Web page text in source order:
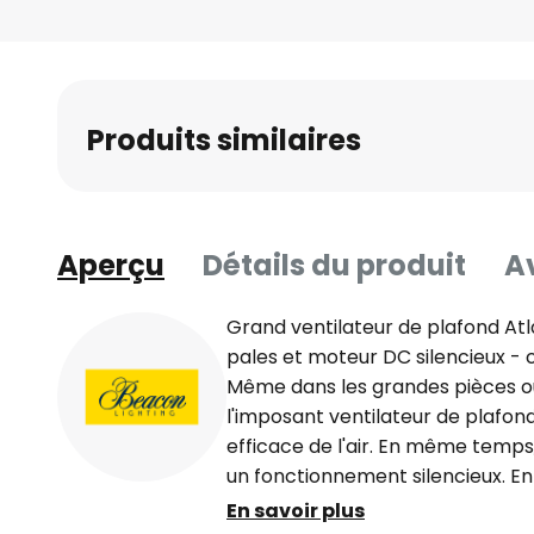
gallery
Produits similaires
Aperçu Détails du produit
Grand ventilateur de plafond
pales et moteur DC silencieux
Même dans les grandes pièces
l'imposant ventilateur de
efficace de l'air. En même
un fonctionnement silencieux.
fraîche. En hiver, le sens de
En savoir plus